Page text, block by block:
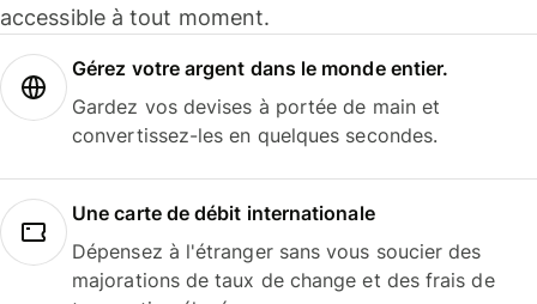
accessible à tout moment.
Gérez votre argent dans le monde entier.
Gardez vos devises à portée de main et
convertissez-les en quelques secondes.
Une carte de débit internationale
Dépensez à l'étranger sans vous soucier des
majorations de taux de change et des frais de